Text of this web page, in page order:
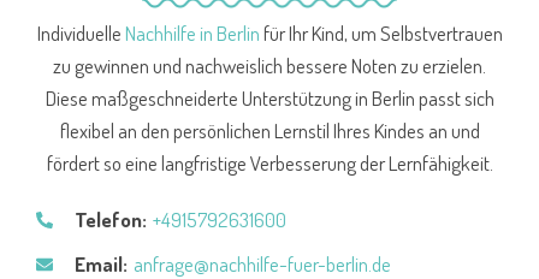
IndividuelleNachhilfe in Berlinfür Ihr Kind, um Selbstvertrauen
zu gewinnen und nachweislich bessere Noten zu erzielen.
Diese maßgeschneiderte Unterstützung in Berlin passt sich
flexibel an den persönlichen Lernstil Ihres Kindes an und
fördert so eine langfristige Verbesserung der Lernfähigkeit.
Telefon: +4915792631600
Email: anfrage@nachhilfe-fuer-berlin.de